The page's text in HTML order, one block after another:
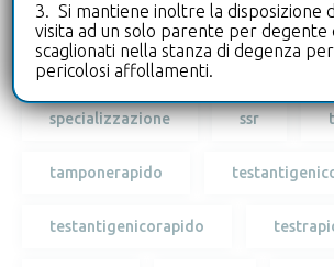
ricercabiologo
risonanza
specializzazione ssr
tamponerapido
testantigenicorapido
3. Si mantiene inoltre la disposizione
visita ad un solo parente per degente
scaglionati nella stanza di degenza
pericolosi affollamenti.